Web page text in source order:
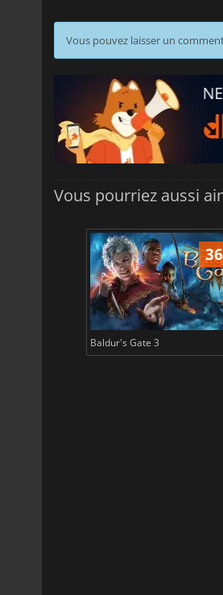
Vous pouvez laisser un
Vous pourriez aussi
Baldur's Gate 3